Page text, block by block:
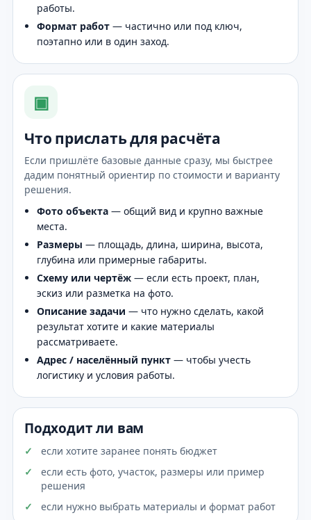
работы.
Формат работ — частично или под ключ,
поэтапно или в один заход.
▣
Что прислать для расчёта
Если пришлёте базовые данные сразу, мы быстрее
дадим понятный ориентир по стоимости и варианту
решения.
Фото объекта — общий вид и крупно важные
места.
Размеры — площадь, длина, ширина, высота,
глубина или примерные габариты.
Схему или чертёж — если есть проект, план,
эскиз или разметка на фото.
Описание задачи — что нужно сделать, какой
результат хотите и какие материалы
рассматриваете.
Адрес / населённый пункт — чтобы учесть
логистику и условия работы.
Подходит ли вам
если хотите заранее понять бюджет
если есть фото, участок, размеры или пример
решения
если нужно выбрать материалы и формат работ